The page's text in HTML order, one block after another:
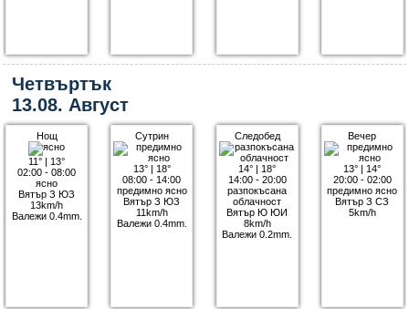
Четвъртък
13.08. Август
Нощ
11° | 13°
02:00 - 08:00
ясно
Вятър З ЮЗ
13km/h
Валежи 0.4mm.
Сутрин
13°| 18°
08:00 - 14:00
предимно ясно
Вятър З ЮЗ
11km/h
Валежи 0.4mm.
Следобед
14° | 18°
14:00 - 20:00
разпокъсана
облачност
Вятър Ю ЮИ
8km/h
Валежи 0.2mm.
Вечер
13° | 14°
20:00 - 02:00
предимно ясно
Вятър З СЗ
5km/h